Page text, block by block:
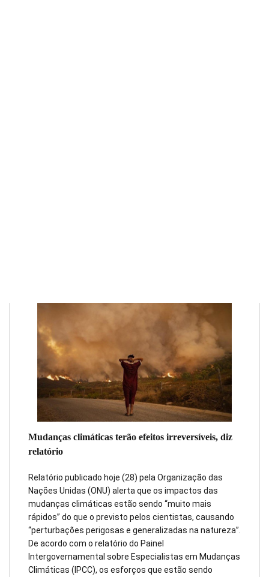
Mudanças climáticas terão efeitos irreversíveis, diz
relatório
Relatório publicado hoje (28) pela Organização das
Nações Unidas (ONU) alerta que os impactos das
mudanças climáticas estão sendo “muito mais
rápidos” do que o previsto pelos cientistas, causando
“perturbações perigosas e generalizadas na natureza”.
De acordo com o relatório do Painel
Intergovernamental sobre Especialistas em Mudanças
Climáticas (IPCC), os esforços que estão sendo